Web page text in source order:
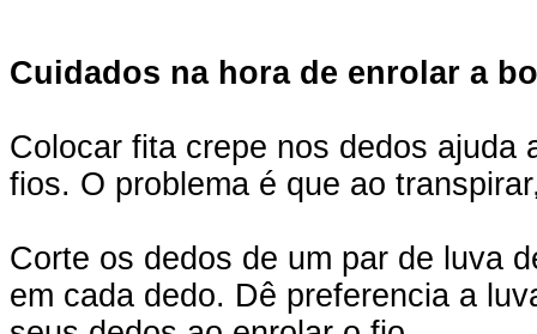
Cuidados na hora de enrolar a
Colocar fita crepe nos dedos ajuda
fios. O problema é que ao
Corte os dedos de um par de luva
em cada dedo. Dê preferencia a